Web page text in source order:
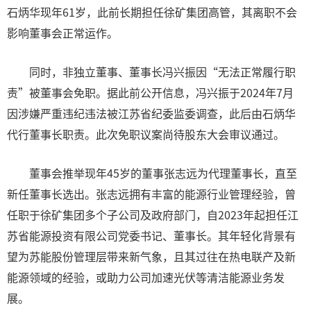
石炳华现年61岁，此前长期担任徐矿集团高管，其离职不会
影响董事会正常运作。
同时，非独立董事、董事长冯兴振因“无法正常履行职
责”被董事会免职。据此前公开信息，冯兴振于2024年7月
因涉嫌严重违纪违法被江苏省纪委监委调查，此后由石炳华
代行董事长职责。此次免职议案尚待股东大会审议通过。
董事会推举现年45岁的董事张志远为代理董事长，直至
新任董事长选出。张志远拥有丰富的能源行业管理经验，曾
任职于徐矿集团多个子公司及政府部门，自2023年起担任江
苏省能源投资有限公司党委书记、董事长。其年轻化背景有
望为苏能股份管理层带来新气象，且其过往在热电联产及新
能源领域的经验，或助力公司加速光伏等清洁能源业务发
展。